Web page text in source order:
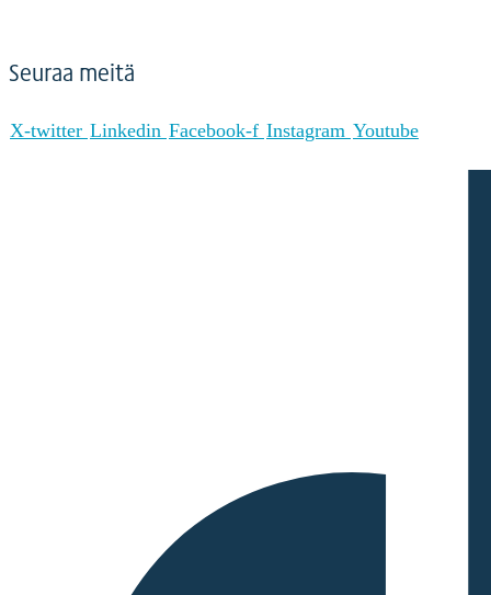
Seuraa meitä
X-twitter Linkedin Facebook-f Instagram Youtube